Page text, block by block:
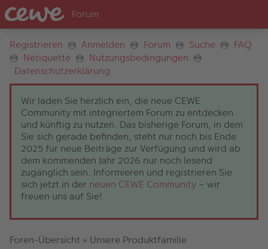
Registrieren Anmelden Forum Suche
FAQ
Netiquette
Nutzungsbedingungen
Datenschutzerklärung
Wir laden Sie herzlich ein, die neue CEWE
Community mit integriertem Forum zu entdecken
und künftig zu nutzen. Das bisherige Forum, in dem
Sie sich gerade befinden, steht nur noch bis Ende
2025 für neue Beiträge zur Verfügung und wird ab
dem kommenden Jahr 2026 nur noch lesend
zugänglich sein. Informieren und registrieren Sie
sich jetzt in der neuen CEWE Community – wir
freuen uns auf Sie!
Foren-Übersicht » Unsere Produktfamilie